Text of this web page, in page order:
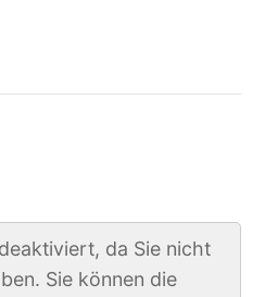
da Sie nicht
Sie können die